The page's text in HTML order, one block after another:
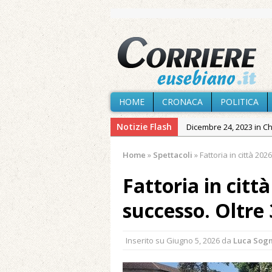
HOME CRONACA POLITICA
Notizie Flash Dicembre 24, 2023 in
Agosto 7, 2026 in Paesi:
Agosto 7, 2026 in
Agosto 6, 2026 in
Home » Spettacoli » Fattoria in città
Fattoria in città
successo.
Inserito su Giugno 5, 2026 da Luca